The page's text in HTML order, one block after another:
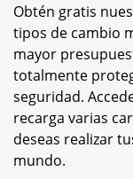
Obtén gratis
tipos de cambio
mayor
totalmente
seguridad.
recarga varias
deseas realizar
mundo.